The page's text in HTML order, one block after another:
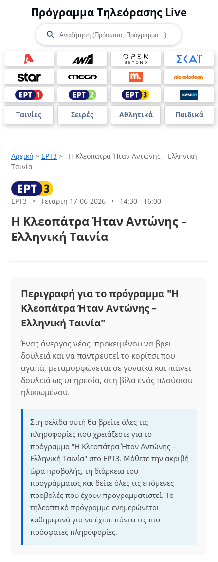
Πρόγραμμα Τηλεόρασης Live
Ταινίες Σειρές Αθλητικά Παιδικά
Αρχική > ΕΡΤ3 >
Η Κλεοπάτρα Ήταν Αντώνης – Ελληνική
Ταινία
ΕΡΤ3 • Τετάρτη 17-06-2026 • 14:30 - 16:00
Η Κλεοπάτρα Ήταν Αντώνης –
Ελληνική Ταινία
Περιγραφή για το πρόγραμμα "Η
Κλεοπάτρα Ήταν Αντώνης –
Ελληνική Ταινία"
Ένας άνεργος νέος, προκειμένου να βρει
δουλειά και να παντρευτεί το κορίτσι που
αγαπά, μεταμορφώνεται σε γυναίκα και πιάνει
δουλειά ως υπηρεσία, στη βίλα ενός πλούσιου
ηλικιωμένου.
Στη σελίδα αυτή θα βρείτε όλες τις
πληροφορίες που χρειάζεστε για το
πρόγραμμα "Η Κλεοπάτρα Ήταν Αντώνης –
Ελληνική Ταινία" στο ΕΡΤ3. Μάθετε την ακριβή
ώρα προβολής, τη διάρκεια του
προγράμματος και δείτε όλες τις επόμενες
προβολές που έχουν προγραμματιστεί. Το
τηλεοπτικό πρόγραμμα ενημερώνεται
καθημερινά για να έχετε πάντα τις πιο
πρόσφατες πληροφορίες.